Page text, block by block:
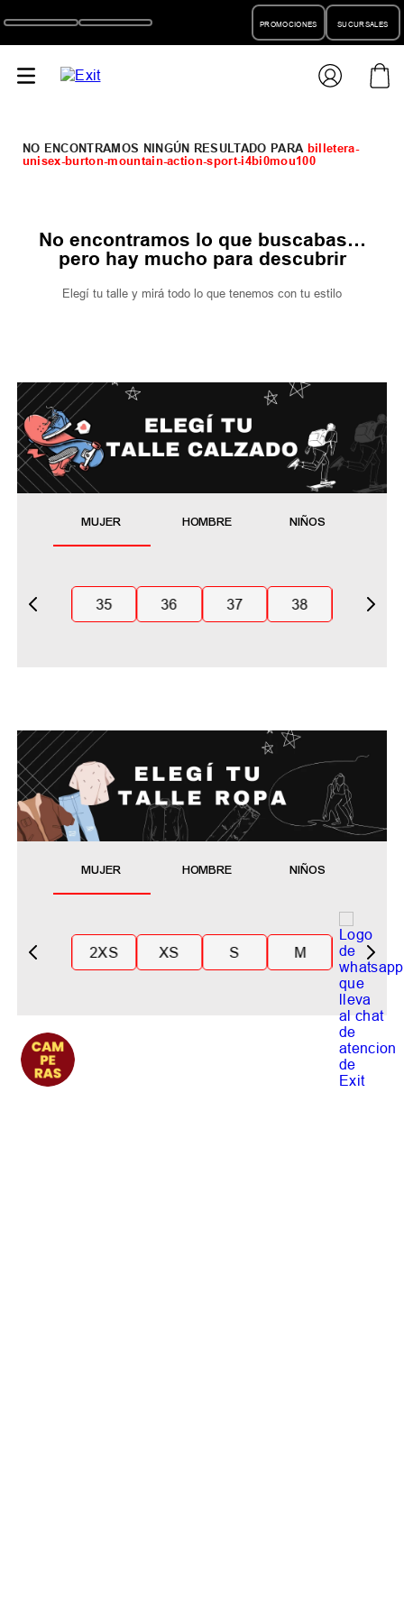
PROMOCIONES SUCURSALES
billetera-
unisex-burton-mountain-action-sport-i4bi0mou100
No encontramos lo que buscabas…
pero hay mucho para descubrir
Elegí tu talle y mirá todo lo que tenemos con tu estilo
MUJER HOMBRE NIÑOS
35 36 37 38
MUJER HOMBRE NIÑOS
2XS XS S M